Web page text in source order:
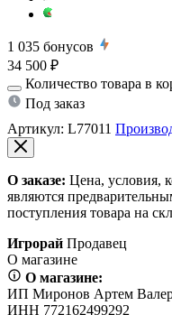
1 035 бонусов
34 500 ₽
Количество товара в
Под заказ
Артикул: L77011
О заказе: Цена, условия,
являются
поступления товара на
Игрорай Продавец
О магазине
О магазине:
ИП Миронов Артем
ИНН 772162499292